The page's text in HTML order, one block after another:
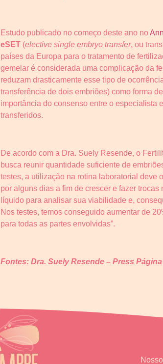
Estudo publicado no começo deste ano no
eSET (elective single embryo transfer, ou
países da Europa para o tratamento de
gemelar é considerada uma complicação da
reduzam drasticamente esse tipo de
transferência de dois embriões) como forma
importância do consenso entre o especialista
transferidos.
De acordo com a Dra. Suely Resende, o
busca reunir quantidade suficiente de
testes, a utilização na rotina laboratorial deve
por alguns dias a fim de crescer e fazer
líquido para analisar sua viabilidade e,
Nos testes, temos conseguido aumentar de
para todas as partes envolvidas”.
Fontes: Dra. Suely Resende – Press Página